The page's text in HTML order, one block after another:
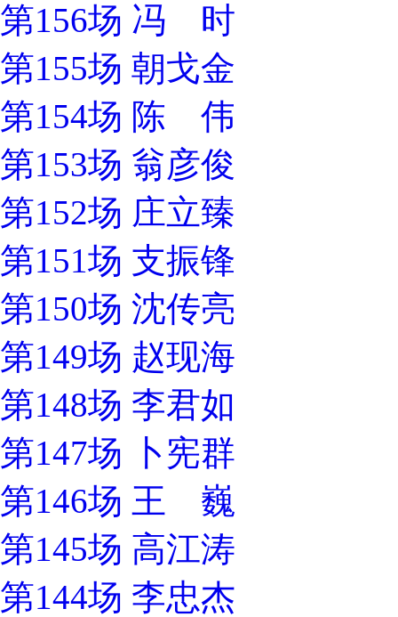
第156场 冯 时
第155场 朝戈金
第154场 陈 伟
第153场 翁彦俊
第152场 庄立臻
第151场 支振锋
第150场 沈传亮
第149场 赵现海
第148场 李君如
第147场 卜宪群
第146场 王 巍
第145场 高江涛
第144场 李忠杰